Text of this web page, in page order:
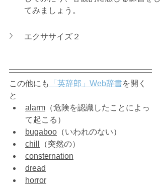
てみましょう。
エクササイズ２
この他にも 「英辞郎」Web辞書を開く
と
alarm （危険を認識したことによっ
て起こる）
bugaboo （いわれのない）
chill
（突然の）
consternation
dread
horror